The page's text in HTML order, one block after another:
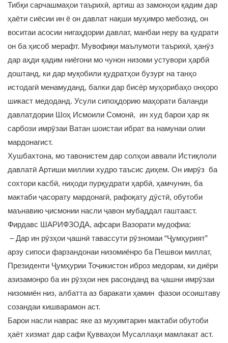
Тибқи сарчашмаҳои таърихӣ, артиш аз замонҳои қадим дар
ҳаёти сиёсии ин ё он давлат нақши муҳимро мебозид, он
воситаи асосии нигаҳдории давлат, манбаи неру ва қудрати
он ба ҳисоб мерафт. Мувофиқи маълумоти таърихӣ, ҳанӯз
дар аҳди қадим ниёгони мо чунон низоми устувори ҳарбӣ
доштанд, ки дар муқобили қудратҳои бузург на танҳо
истодагӣ менамуданд, балки дар бисёр муҳорибаҳо онҳоро
шикаст медоданд. Усули сипоҳдорию маҳорати баланди
давлатдории Шоҳ Исмоили Сомонӣ, ин худ барои ҳар як
сарбози имрӯзаи Ватан шоистаи ибрат ва намунаи олии
мардонагист.
Хушбахтона, мо тавонистем дар солҳои аввали Истиқлоли
давлатӣ Артиши миллии худро таъсис диҳем. Он имрӯз ба
сохтори касбӣ, ниҳоди пурқудрати ҳарбӣ, ҳамчунин, ба
мактаби ҷасорату мардонагӣ, рафоқату дӯстӣ, обутоби
маънавию ҷисмонии насли ҷавон мубаддал гаштааст.
Фирдавс ШАРИФЗОДА, афсари Вазорати мудофиа:
– Дар ин рӯзҳои ҷашнӣ тавассути рӯзномаи “Ҷумҳурият”
арзу сипоси фарзандонаи низомиёнро ба Пешвои миллат,
Президенти Ҷумҳурии Тоҷикистон иброз медорам, ки диёри
азизамонро ба ин рӯзҳои нек расонданд ва ҷашни имрӯзаи
низомиён низ, албатта аз баракати ҳамин фазои осоиштаву
созандаи кишварамон аст.
Барои насли наврас яке аз муҳимтарин мактаби обутоби
ҳаёт хизмат дар сафи Қувваҳои Мусаллаҳи мамлакат аст.